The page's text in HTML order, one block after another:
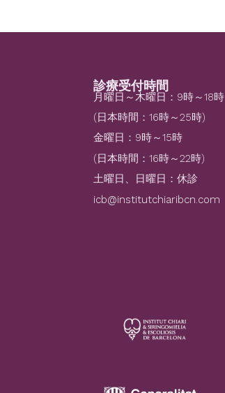
診療受付時間
月曜日～木曜日：9時～18時
(日本時間：16時～25時)
金曜日：9時～15時
(日本時間：16時～22時)
土曜日、日曜日：休診
icb@institutchiaribcn.com